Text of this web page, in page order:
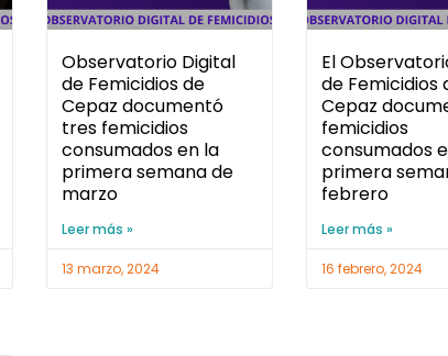
Observatorio Digital
de Femicidios de
Cepaz documentó
tres femicidios
consumados en la
primera semana de
marzo
Leer más »
13 marzo, 2024
El
de Femicidios
Cepaz
femicidios
consumados
primera
febrero
Leer más »
16 febrero, 2024